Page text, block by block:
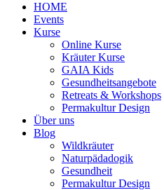
HOME
Events
Kurse
Online Kurse
Kräuter Kurse
GAIA Kids
Gesundheitsangebote
Retreats & Workshops
Permakultur Design
Über uns
Blog
Wildkräuter
Naturpädadogik
Gesundheit
Permakultur Design